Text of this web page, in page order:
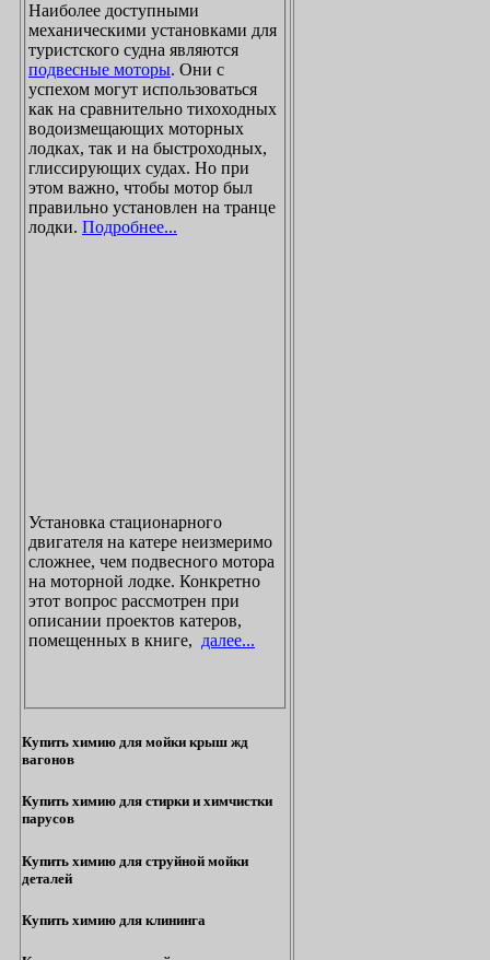
Наиболее доступными
механическими установками для
туристского судна являются
подвесные моторы. Они с
успехом могут использоваться
как на сравнительно тихоходных
водоизмещающих моторных
лодках, так и на быстроходных,
глиссирующих судах. Но при
этом важно, чтобы мотор был
правильно установлен на транце
лодки. Подробнее...
Установка стационарного
двигателя на катере неизмеримо
сложнее, чем подвесного мотора
на моторной лодке. Конкретно
этот вопрос рассмотрен при
описании проектов катеров,
помещенных в книге, далее...
Купить химию для мойки крыш жд
вагонов
Купить химию для стирки и химчистки
парусов
Купить химию для струйной мойки
деталей
Купить химию для клининга